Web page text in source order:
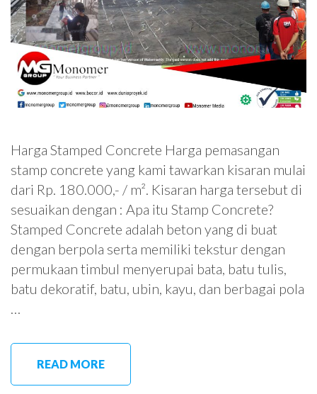
Harga Stamped Concrete Harga pemasangan
stamp concrete yang kami tawarkan kisaran mulai
dari Rp. 180.000,- / m². Kisaran harga tersebut di
sesuaikan dengan : Apa itu Stamp Concrete?
Stamped Concrete adalah beton yang di buat
dengan berpola serta memiliki tekstur dengan
permukaan timbul menyerupai bata, batu tulis,
batu dekoratif, batu, ubin, kayu, dan berbagai pola
…
READ MORE